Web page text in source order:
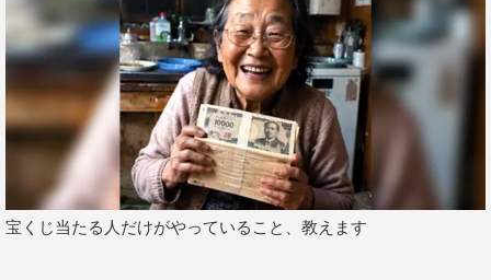
とレギュラーコメンテーター陣もビックリ。しかも、松村
がその動画のコメント欄までチェックしていたことが分か
り、「コメントも見てるの？」「なかなかいないよ、そこ
まで見てる人…」などと一同は驚きを隠せない。さらに、
松村が今回紹介する別の動画も見たことがあると分かり、
スタジオからは「一番この番組に向いている人材かも！」
という声が。
宝くじ当たる人だけがやっていること、教えます